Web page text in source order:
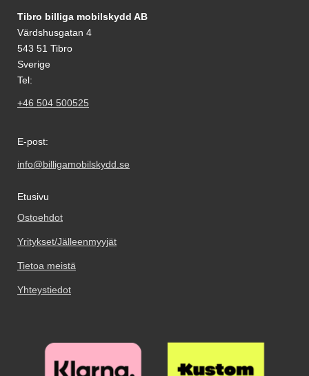
Alatunnisteen sisältö Sekalaista tietoa ja
Tibro billiga mobilskydd AB
Värdshusgatan 4
543 51 Tibro
Sverige
Tel:
+46 504 500525
E-post:
info@billigamobilskydd.se
Etusivu
Ostoehdot
Yritykset/Jälleenmyyjät
Tietoa meistä
Yhteystiedot